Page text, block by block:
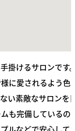
掛けるサロンです
に愛されるよう色
い素敵なサロンを
も完備しているの